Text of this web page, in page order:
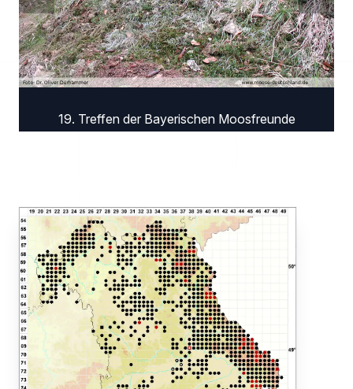
19. Treffen der Bayerischen Moosfreunde